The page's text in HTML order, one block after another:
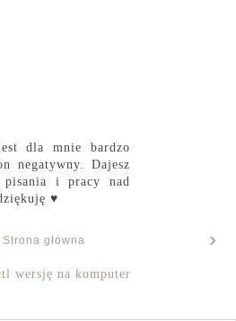
dla mnie bardzo
negatywny. Dajesz
i pracy nad
♥
›
Strona główna
wersję na komputer